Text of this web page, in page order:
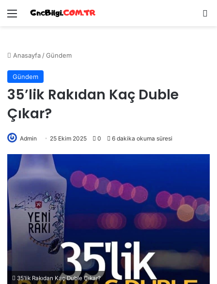
Menü
Anasayfa /Gündem
Gündem
35’lik Rakıdan Kaç Duble
Çıkar?
Admin 25 Ekim 2025 0 6 dakika okuma süresi
35’lik Rakıdan Kaç Duble Çıkar?